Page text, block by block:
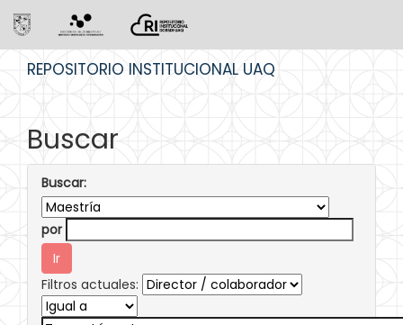
REPOSITORIO INSTITUCIONAL UAQ
Buscar
Buscar:
por
Filtros actuales: